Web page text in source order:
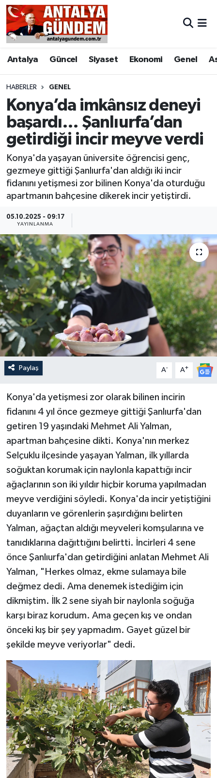
Antalya Güncel Siyaset Ekonomi Genel
HABERLER GENEL
Konya’da imkânsız deneyi
başardı… Şanlıurfa’dan
getirdiği incir meyve verdi
Konya'da yaşayan üniversite öğrencisi genç,
gezmeye gittiği Şanlıurfa'dan aldığı iki incir
fidanını yetişmesi zor bilinen Konya'da oturduğu
apartmanın bahçesine dikerek incir yetiştirdi.
05.10.2025 - 09:17
YAYINLANMA
Paylaş A- A+
Konya'da yetişmesi zor olarak bilinen incirin
fidanını 4 yıl önce gezmeye gittiği Şanlıurfa'dan
getiren 19 yaşındaki Mehmet Ali Yalman,
apartman bahçesine dikti. Konya'nın merkez
Selçuklu ilçesinde yaşayan Yalman, ilk yıllarda
soğuktan korumak için naylonla kapattığı incir
ağaçlarının son iki yıldır hiçbir koruma yapılmadan
meyve verdiğini söyledi. Konya'da incir yetiştiğini
duyanların ve görenlerin şaşırdığını belirten
Yalman, ağaçtan aldığı meyveleri komşularına ve
tanıdıklarına dağıttığını belirtti. İncirleri 4 sene
önce Şanlıurfa'dan getirdiğini anlatan Mehmet Ali
Yalman, "Herkes olmaz, ekme sulamaya bile
değmez dedi. Ama denemek istediğim için
dikmiştim. İlk 2 sene siyah bir naylonla soğuğa
karşı biraz korudum. Ama geçen kış ve ondan
önceki kış bir şey yapmadım. Gayet güzel bir
şekilde meyve veriyorlar" dedi.
Antalya
Asayiş
Bilim & Teknoloji
Bölge
EĞİTİM
Ekonomi
Genel
Güncel
Kültür & Sanat
Magazin
Resmi İlan
Sağlık & Yaşam
Siyaset
Antalya Nöbetçi Eczaneler
Antalya Hava Durumu
Antalya Namaz Vakitleri
Antalya Trafik Yoğunluk Haritası
Süper Lig Puan Durumu ve Fikstür
Tüm Manşetler
Son Dakika Haberleri